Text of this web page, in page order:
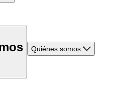
Quiénes somos